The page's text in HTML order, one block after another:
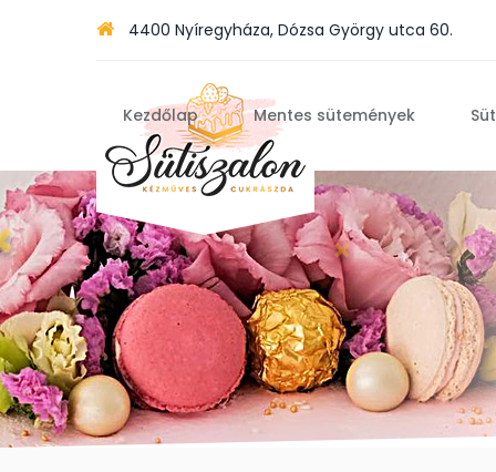
4400 Nyíregyháza, Dózsa György utca 60.
Kezdőlap Mentes sütemények